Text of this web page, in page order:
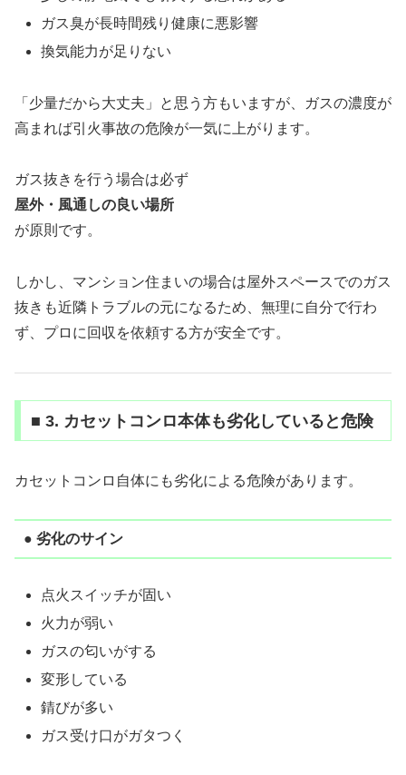
ガス臭が長時間残り健康に悪影響
換気能力が足りない
「少量だから大丈夫」と思う方もいますが、ガスの濃度が
高まれば引火事故の危険が一気に上がります。
ガス抜きを行う場合は必ず
屋外・風通しの良い場所
が原則です。
しかし、マンション住まいの場合は屋外スペースでのガス
抜きも近隣トラブルの元になるため、無理に自分で行わ
ず、プロに回収を依頼する方が安全です。
■ 3. カセットコンロ本体も劣化していると危険
カセットコンロ自体にも劣化による危険があります。
● 劣化のサイン
点火スイッチが固い
火力が弱い
ガスの匂いがする
変形している
錆びが多い
ガス受け口がガタつく